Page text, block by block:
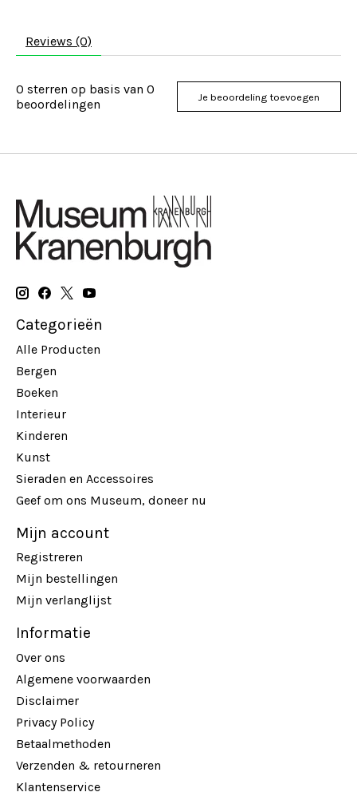
Reviews (0)
0 sterren op basis van 0
beoordelingen
Je beoordeling toevoegen
Categorieën
Alle Producten
Bergen
Boeken
Interieur
Kinderen
Kunst
Sieraden en Accessoires
Geef om ons Museum, doneer nu
Mijn account
Registreren
Mijn bestellingen
Mijn verlanglijst
Informatie
Over ons
Algemene voorwaarden
Disclaimer
Privacy Policy
Betaalmethoden
Verzenden & retourneren
Klantenservice